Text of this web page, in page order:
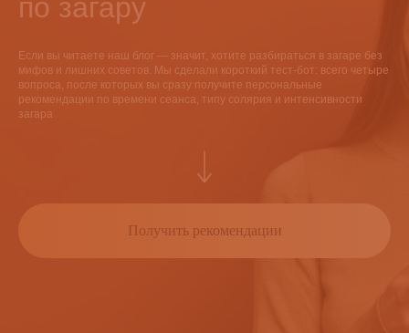
по загару
Если вы читаете наш блог — значит, хотите разбираться в загаре без
мифов и лишних советов. Мы сделали короткий тест-бот: всего четыре
вопроса, после которых вы сразу получите персональные
рекомендации по времени сеанса, типу солярия и интенсивности
загара
Получить рекомендации